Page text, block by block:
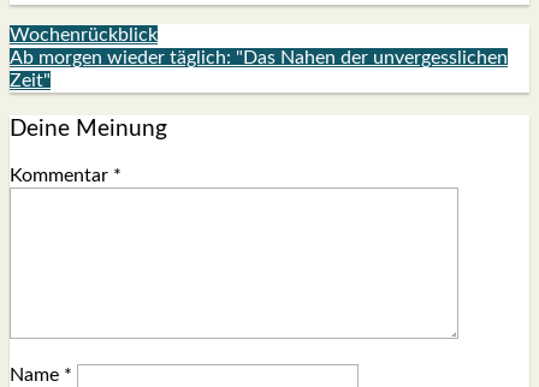
Wochenrückblick
Ab morgen wieder täglich: "Das Nahen der unvergesslichen
Zeit"
Deine Meinung
Kommentar *
Name *